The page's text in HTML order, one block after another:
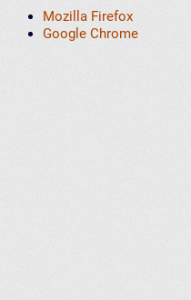
Mozilla Firefox
Google Chrome